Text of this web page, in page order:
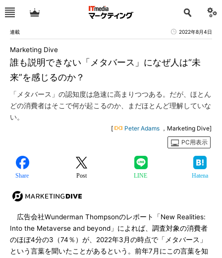
連載 2022年8月4日
誰も説明できない「メタバース」になぜ人は“未
来”を感じるのか？
Marketing Dive
「メタバース」の認知度は急速に高まりつつある。だが、ほとん
どの消費者はそこで何が起こるのか、まだほとんど理解していな
い。
[ Peter Adams ，Marketing Dive]
PC用表示
Share Post LINE Hatena
広告会社Wunderman Thompsonのレポート「New Realities:
Into the Metaverse and beyond」によれば、調査対象の消費者
のほぼ4分の3（74％）が、2022年3月の時点で「メタバース」
という言葉を聞いたことがあるという。前年7月にこの言葉を知